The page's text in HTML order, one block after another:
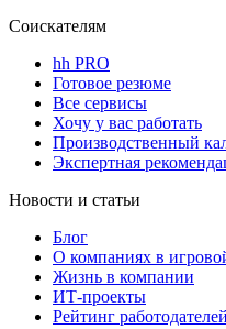
Соискателям
hh PRO
Готовое резюме
Все сервисы
Хочу у вас работать
Производственный
Экспертная
Новости и статьи
Блог
О компаниях в
Жизнь в компании
ИТ-проекты
Рейтинг